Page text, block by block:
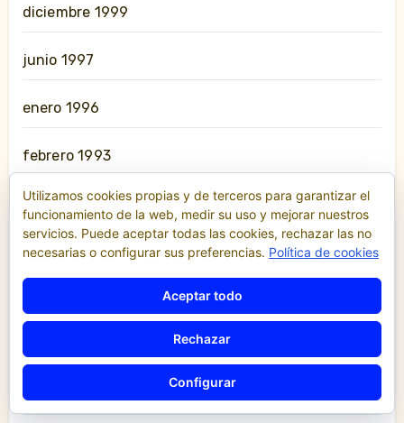
diciembre 1999
junio 1997
enero 1996
febrero 1993
noviembre 1991
julio 1987
enero 1983
Utilizamos cookies propias y de terceros para garantizar el
funcionamiento de la web, medir su uso y mejorar nuestros
servicios. Puede aceptar todas las cookies, rechazar las no
necesarias o configurar sus preferencias. Política de cookies
Aceptar todo
Rechazar
Configurar